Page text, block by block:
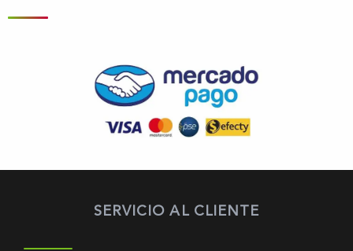
SERVICIO AL CLIENTE